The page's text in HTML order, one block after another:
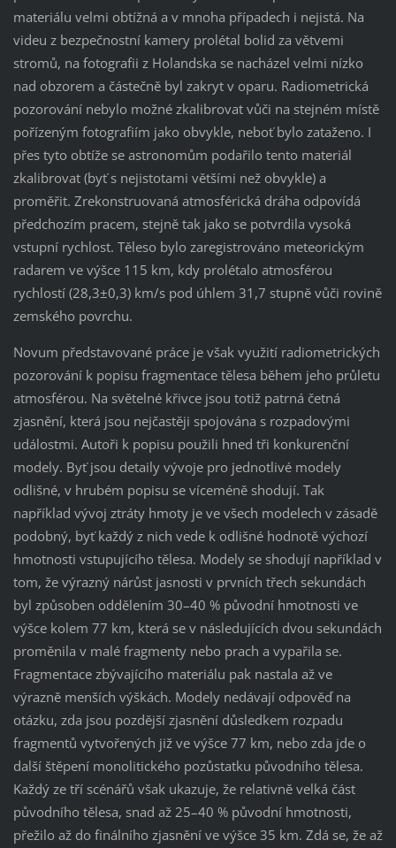
materiálu velmi obtížná a v mnoha případech i nejistá. Na
videu z bezpečnostní kamery prolétal bolid za větvemi
stromů, na fotografii z Holandska se nacházel velmi nízko
nad obzorem a částečně byl zakryt v oparu. Radiometrická
pozorování nebylo možné zkalibrovat vůči na stejném místě
pořízeným fotografiím jako obvykle, neboť bylo zataženo. I
přes tyto obtíže se astronomům podařilo tento materiál
zkalibrovat (byť s nejistotami většími než obvykle) a
proměřit. Zrekonstruovaná atmosférická dráha odpovídá
předchozím pracem, stejně tak jako se potvrdila vysoká
vstupní rychlost. Těleso bylo zaregistrováno meteorickým
radarem ve výšce 115 km, kdy prolétalo atmosférou
rychlostí (28,3±0,3) km/s pod úhlem 31,7 stupně vůči rovině
zemského povrchu.
Novum představované práce je však využití radiometrických
pozorování k popisu fragmentace tělesa během jeho průletu
atmosférou. Na světelné křivce jsou totiž patrná četná
zjasnění, která jsou nejčastěji spojována s rozpadovými
událostmi. Autoři k popisu použili hned tři konkurenční
modely. Byť jsou detaily vývoje pro jednotlivé modely
odlišné, v hrubém popisu se víceméně shodují. Tak
například vývoj ztráty hmoty je ve všech modelech v zásadě
podobný, byť každý z nich vede k odlišné hodnotě výchozí
hmotnosti vstupujícího tělesa. Modely se shodují například v
tom, že výrazný nárůst jasnosti v prvních třech sekundách
byl způsoben oddělením 30–40 % původní hmotnosti ve
výšce kolem 77 km, která se v následujících dvou sekundách
proměnila v malé fragmenty nebo prach a vypařila se.
Fragmentace zbývajícího materiálu pak nastala až ve
výrazně menších výškách. Modely nedávají odpověď na
otázku, zda jsou pozdější zjasnění důsledkem rozpadu
fragmentů vytvořených již ve výšce 77 km, nebo zda jde o
další štěpení monolitického pozůstatku původního tělesa.
Každý ze tří scénářů však ukazuje, že relativně velká část
původního tělesa, snad až 25–40 % původní hmotnosti,
přežilo až do finálního zjasnění ve výšce 35 km. Zdá se, že až